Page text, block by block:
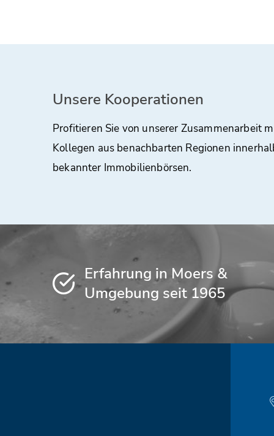
Unsere Kooperationen
Profitieren Sie von unserer Zusammenarbeit
Kollegen aus benachbarten Regionen
bekannter Immobilienbörsen.
Erfahrung in Moers &
Umgebung seit 1965